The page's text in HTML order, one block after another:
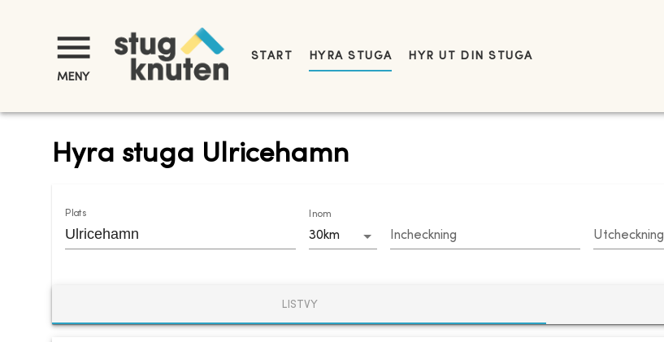
MENY
START HYRA STUGA HYR UT DIN STUGA
Hyra stuga Ulricehamn
Plats Inom
30km Incheckning Utcheckning
LISTVY